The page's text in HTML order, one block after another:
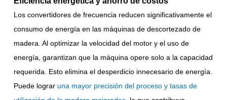
Los convertidores de frecuencia reducen significativamente el
consumo de energía en las máquinas de descortezado de
madera. Al optimizar la velocidad del motor y el uso de
energía, garantizan que la máquina opere solo a la capacidad
requerida. Esto elimina el desperdicio innecesario de energía.
Puede lograruna mayor precisión del proceso y tasas de